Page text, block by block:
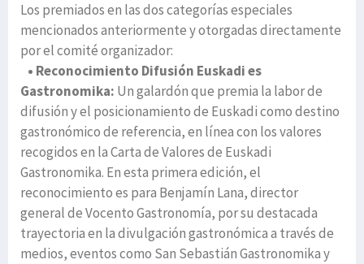
Los premiados en las dos categorías especiales
mencionados anteriormente y otorgadas directamente
por el comité organizador:
• Reconocimiento Difusión Euskadi es
Gastronomika: Un galardón que premia la labor de
difusión y el posicionamiento de Euskadi como destino
gastronómico de referencia, en línea con los valores
recogidos en la Carta de Valores de Euskadi
Gastronomika. En esta primera edición, el
reconocimiento es para Benjamín Lana, director
general de Vocento Gastronomía, por su destacada
trayectoria en la divulgación gastronómica a través de
medios, eventos como San Sebastián Gastronomika y